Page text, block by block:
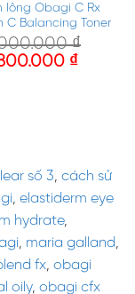
lông Obagi C Rx
C Balancing Toner
₫
₫
số 3, cách sử
, elastiderm eye
hydrate,
, maria galland,
fx, obagi
oily, obagi cfx